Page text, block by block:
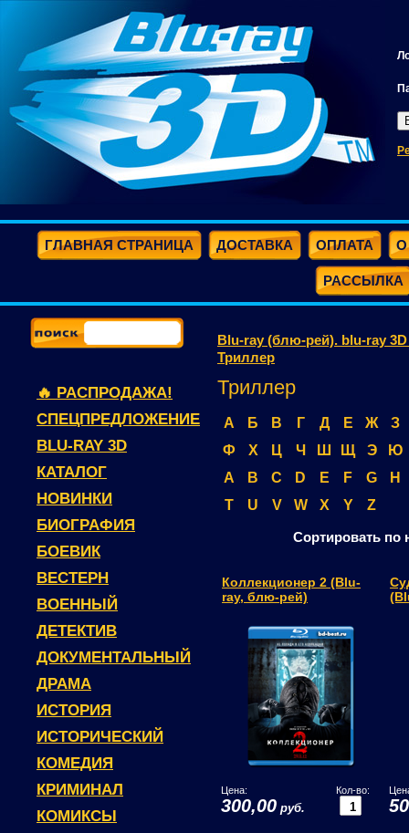
ГЛАВНАЯ СТРАНИЦА ДОСТАВКА ОПЛАТА О
РАССЫЛКА
🔥 РАСПРОДАЖА!
СПЕЦПРЕДЛОЖЕНИЕ
BLU-RAY 3D
КАТАЛОГ
НОВИНКИ
БИОГРАФИЯ
БОЕВИК
ВЕСТЕРН
ВОЕННЫЙ
ДЕТЕКТИВ
ДОКУМЕНТАЛЬНЫЙ
ДРАМА
ИСТОРИЯ
ИСТОРИЧЕСКИЙ
КОМЕДИЯ
КРИМИНАЛ
КОМИКСЫ
Blu-ray (блю-рей). blu-ray
Триллер
Триллер
А Б В Г Д Е Ж
З
Ф
Х Ц Ч Ш Щ Э
Ю
A
B C D E F G
H
T
U V W X Y Z
Сортировать
Коллекционер 2 (Blu-
ray, блю-рей)
Цена:
300,00 руб.
Кол-во: